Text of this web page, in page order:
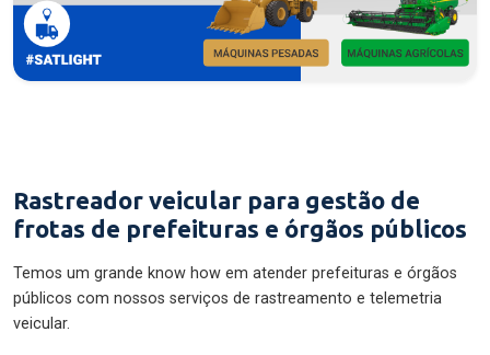
Rastreador veicular para gestão de
frotas de prefeituras e órgãos públicos
Temos um grande know how em atender prefeituras e órgãos
públicos com nossos serviços de rastreamento e telemetria
veicular.